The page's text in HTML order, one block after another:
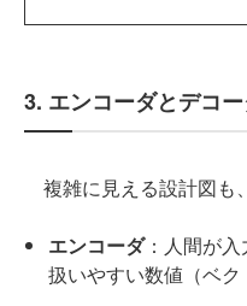
3. エンコーダとデコ
複雑に見える設計図も
エンコーダ：人間が
扱いやすい数値（ベ